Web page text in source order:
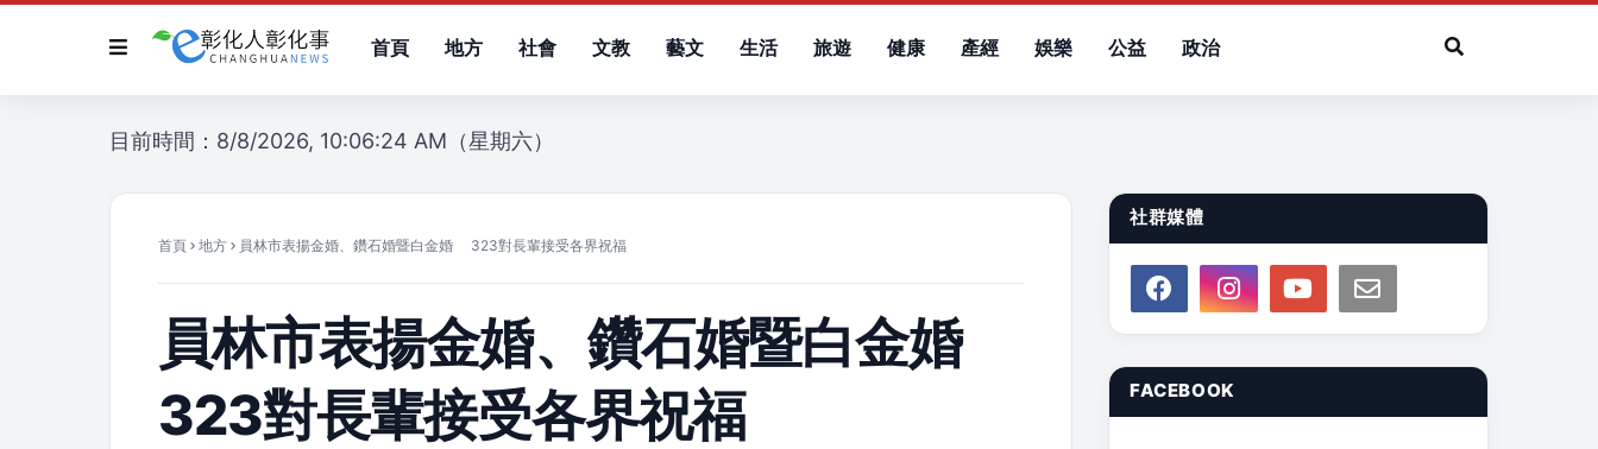
首頁 地方 社會 文教 藝文 生活 旅遊 健康 產經 娛樂 公益 政治
目前時間：8/8/2026, 10:06:24 AM（星期六）
首頁 地方 員林市表揚金婚、鑽石婚暨白金婚 323對長輩接受各界祝福
員林市表揚金婚、鑽石婚暨白金婚
323對長輩接受各界祝福
社群媒體
FACEBOOK